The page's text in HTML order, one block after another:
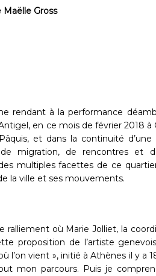
Gross
rendant à la performance
en ce mois de février 2018
et dans la continuité
de migration, de rencontres et
multiples facettes de ce
la ville et ses mouvements.
ralliement où Marie Jolliet, la
proposition de l’artiste
l’on vient », initié à Athènes il y a
mon parcours. Puis je